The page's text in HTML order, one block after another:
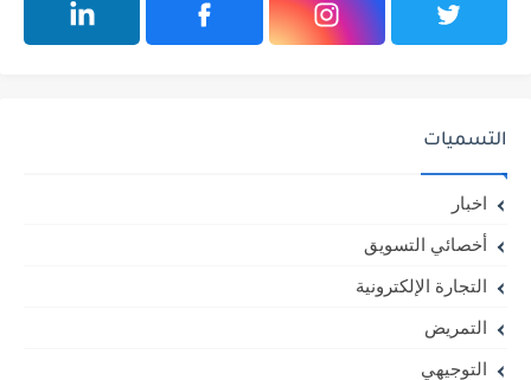
التسميات
اخبار
أخصائي التسويق
التجارة الإلكترونية
التمريض
التوجيهي